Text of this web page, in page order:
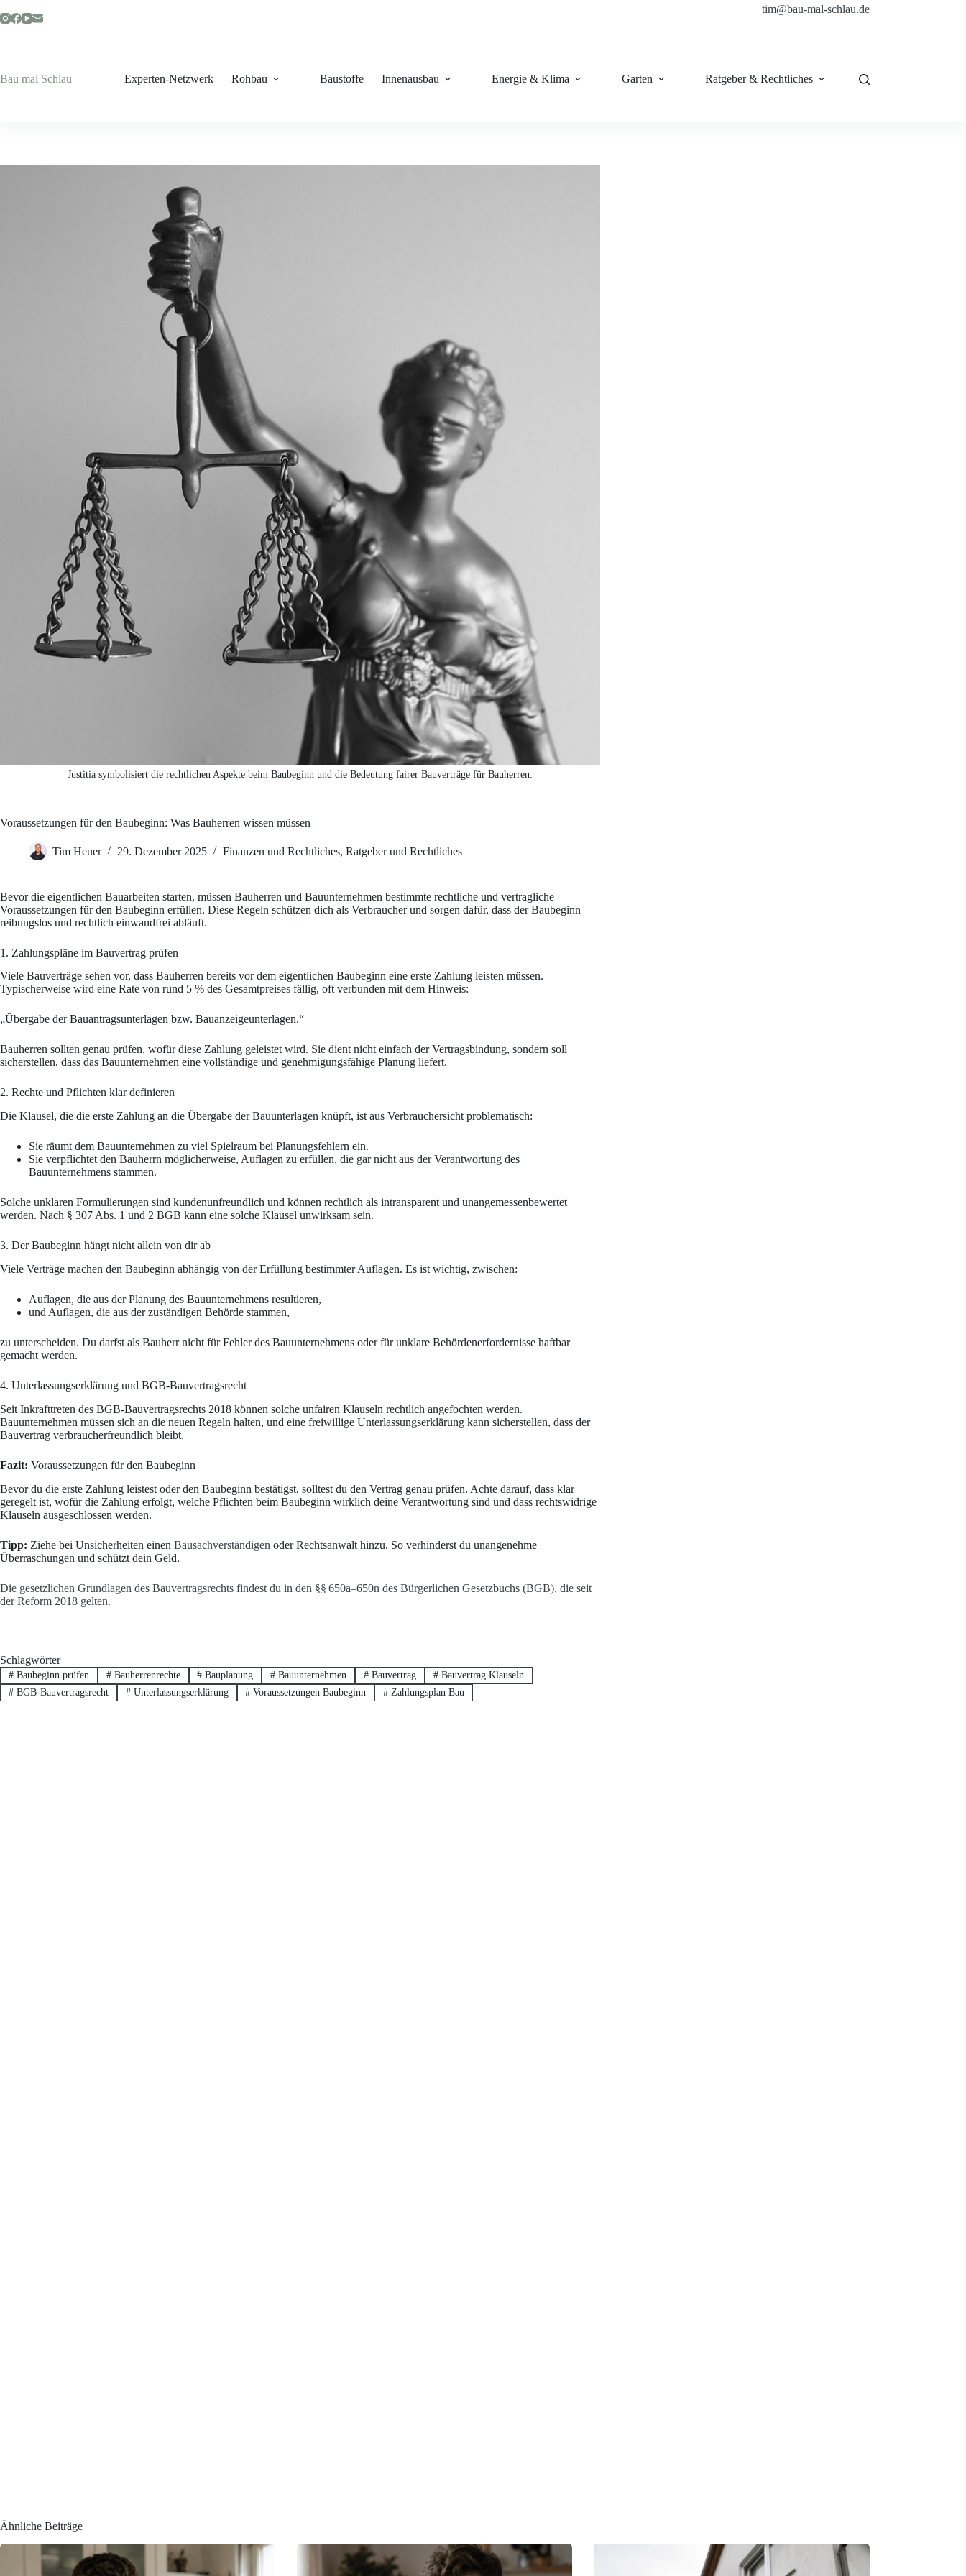
Inhalt
tim@bau-mal-schlau.de
Bau mal Schlau Experten-Netzwerk Rohbau Baustoffe Innenausbau Energie & Klima Garten Ratgeber & Rechtliches Shop
Justitia symbolisiert die rechtlichen Aspekte beim Baubeginn und die Bedeutung fairer Bauverträge für Bauherren.
Voraussetzungen für den Baubeginn: Was Bauherren wissen müssen
Tim Heuer 29. Dezember 2025 Finanzen und Rechtliches, Ratgeber und Rechtliches
Bevor die eigentlichen Bauarbeiten starten, müssen Bauherren und Bauunternehmen bestimmte rechtliche und vertragliche
Voraussetzungen für den Baubeginn erfüllen. Diese Regeln schützen dich als Verbraucher und sorgen dafür, dass der Baubeginn
reibungslos und rechtlich einwandfrei abläuft.
1. Zahlungspläne im Bauvertrag prüfen
Viele Bauverträge sehen vor, dass Bauherren bereits vor dem eigentlichen Baubeginn eine erste Zahlung leisten müssen.
Typischerweise wird eine Rate von rund 5 % des Gesamtpreises fällig, oft verbunden mit dem Hinweis:
„Übergabe der Bauantragsunterlagen bzw. Bauanzeigeunterlagen.“
Bauherren sollten genau prüfen, wofür diese Zahlung geleistet wird. Sie dient nicht einfach der Vertragsbindung, sondern soll
sicherstellen, dass das Bauunternehmen eine vollständige und genehmigungsfähige Planung liefert.
2. Rechte und Pflichten klar definieren
Die Klausel, die die erste Zahlung an die Übergabe der Bauunterlagen knüpft, ist aus Verbrauchersicht problematisch:
Sie räumt dem Bauunternehmen zu viel Spielraum bei Planungsfehlern ein.
Sie verpflichtet den Bauherrn möglicherweise, Auflagen zu erfüllen, die gar nicht aus der Verantwortung des
Bauunternehmens stammen.
Solche unklaren Formulierungen sind kundenunfreundlich und können rechtlich als intransparent und unangemessenbewertet
werden. Nach § 307 Abs. 1 und 2 BGB kann eine solche Klausel unwirksam sein.
3. Der Baubeginn hängt nicht allein von dir ab
Viele Verträge machen den Baubeginn abhängig von der Erfüllung bestimmter Auflagen. Es ist wichtig, zwischen:
Auflagen, die aus der Planung des Bauunternehmens resultieren,
und Auflagen, die aus der zuständigen Behörde stammen,
zu unterscheiden. Du darfst als Bauherr nicht für Fehler des Bauunternehmens oder für unklare Behördenerfordernisse haftbar
gemacht werden.
4. Unterlassungserklärung und BGB-Bauvertragsrecht
Seit Inkrafttreten des BGB-Bauvertragsrechts 2018 können solche unfairen Klauseln rechtlich angefochten werden.
Bauunternehmen müssen sich an die neuen Regeln halten, und eine freiwillige Unterlassungserklärung kann sicherstellen, dass der
Bauvertrag verbraucherfreundlich bleibt.
Fazit: Voraussetzungen für den Baubeginn
Bevor du die erste Zahlung leistest oder den Baubeginn bestätigst, solltest du den Vertrag genau prüfen. Achte darauf, dass klar
geregelt ist, wofür die Zahlung erfolgt, welche Pflichten beim Baubeginn wirklich deine Verantwortung sind und dass rechtswidrige
Klauseln ausgeschlossen werden.
Tipp: Ziehe bei Unsicherheiten einen Bausachverständigen oder Rechtsanwalt hinzu. So verhinderst du unangenehme
Überraschungen und schützt dein Geld.
Die gesetzlichen Grundlagen des Bauvertragsrechts findest du in den §§ 650a–650n des Bürgerlichen Gesetzbuchs (BGB), die seit
der Reform 2018 gelten.
Schlagwörter
#Baubeginn prüfen #Bauherrenrechte # Bauplanung # Bauunternehmen # Bauvertrag #Bauvertrag Klauseln
#BGB-Bauvertragsrecht #Unterlassungserklärung # Voraussetzungen Baubeginn # Zahlungsplan Bau
Ähnliche Beiträge